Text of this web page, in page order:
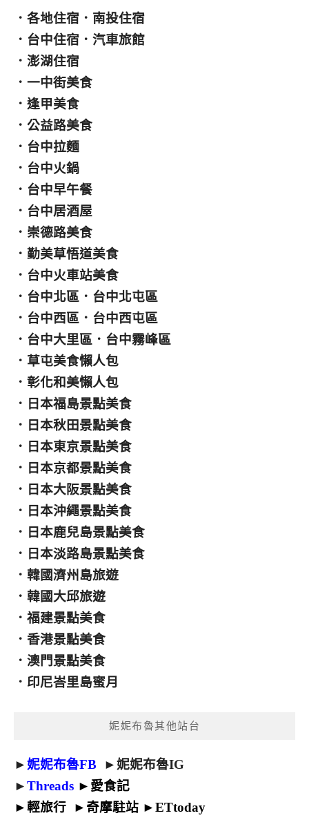
． 各地住宿 ． 南投住宿
． 台中住宿 ． 汽車旅館
． 澎湖住宿
． 一中街美食
． 逢甲美食
． 公益路美食
． 台中拉麵
． 台中火鍋
． 台中早午餐
． 台中居酒屋
． 崇德路美食
． 勤美草悟道美食
． 台中火車站美食
． 台中北區 ． 台中北屯區
． 台中西區 ． 台中西屯區
． 台中大里區 ． 台中霧峰區
． 草屯美食懶人包
． 彰化和美懶人包
． 日本福島景點美食
． 日本秋田景點美食
． 日本東京景點美食
． 日本京都景點美食
． 日本大阪景點美食
． 日本沖繩景點美食
． 日本鹿兒島景點美食
． 日本淡路島景點美食
． 韓國濟州島旅遊
． 韓國大邱旅遊
． 福建景點美食
． 香港景點美食
． 澳門景點美食
． 印尼峇里島蜜月
妮妮布魯其他站台
►妮妮布魯FB ►妮妮布魯IG
►Threads ► 愛食記
►輕旅行 ► 奇摩駐站 ►ETtoday